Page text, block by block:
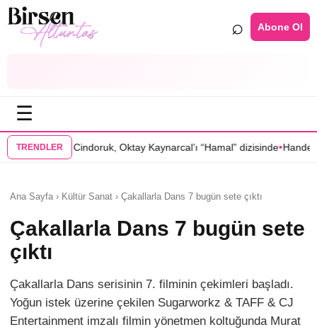
⌕ Abone Ol
☰
TRENDLER
Oktay Kaynarcal’ı “Hamal” dizisinde•Hande Elaman, “Tutsak
Ana Sayfa › Kültür Sanat › Çakallarla Dans 7 bugün sete çıktı
Çakallarla Dans 7 bugün sete
çıktı
Çakallarla Dans serisinin 7. filminin çekimleri başladı.
Yoğun istek üzerine çekilen Sugarworkz & TAFF & CJ
Entertainment imzalı filmin yönetmen koltuğunda Murat